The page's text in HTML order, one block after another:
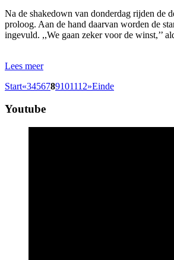
Na de shakedown van donderdag rijden de
proloog. Aan de hand daarvan worden de
ingevuld. ,,We gaan zeker voor de winst,’’
Lees meer
Start«3456789101112»Einde
Youtube